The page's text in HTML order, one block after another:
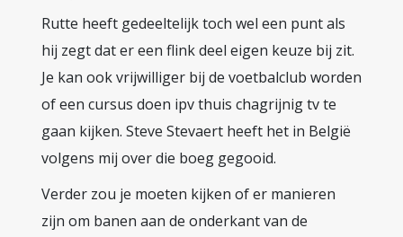
Rutte heeft gedeeltelijk toch wel een punt als
hij zegt dat er een flink deel eigen keuze bij zit.
Je kan ook vrijwilliger bij de voetbalclub worden
of een cursus doen ipv thuis chagrijnig tv te
gaan kijken. Steve Stevaert heeft het in België
volgens mij over die boeg gegooid.
Verder zou je moeten kijken of er manieren
zijn om banen aan de onderkant van de